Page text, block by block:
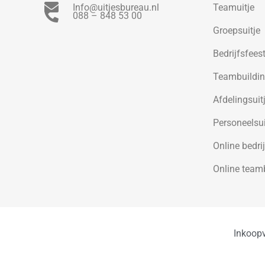
Info@uitjesbureau.nl
088 – 848 53 00
Teamuitje
Groepsuitje
Online
Online